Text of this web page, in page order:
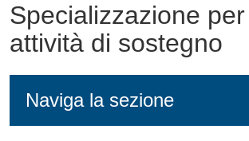
Specializzazione
attività di sostegno
Naviga la sezione